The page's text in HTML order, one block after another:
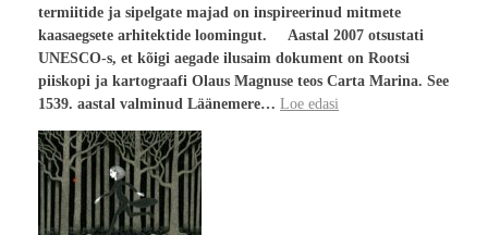
termiitide ja sipelgate majad on inspireerinud mitmete
kaasaegsete arhitektide loomingut. Aastal 2007 otsustati
UNESCO-s, et kõigi aegade ilusaim dokument on Rootsi
piiskopi ja kartograafi Olaus Magnuse teos Carta Marina. See
1539. aastal valminud Läänemere… Loe edasi